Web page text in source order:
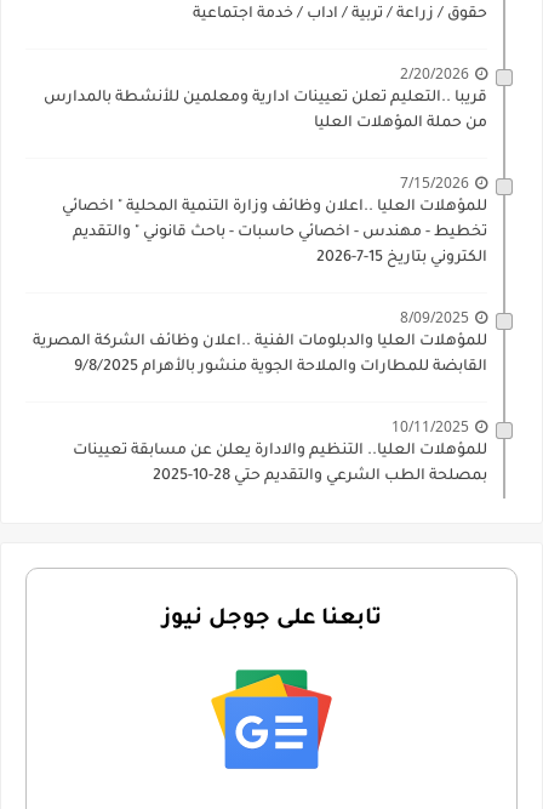
حقوق / زراعة / تربية / اداب / خدمة اجتماعية
2/20/2026
قريبا ..التعليم تعلن تعيينات ادارية ومعلمين للأنشطة بالمدارس
من حملة المؤهلات العليا
7/15/2026
للمؤهلات العليا ..اعلان وظائف وزارة التنمية المحلية " اخصائي
تخطيط - مهندس - اخصائي حاسبات - باحث قانوني " والتقديم
الكتروني بتاريخ 15-7-2026
8/09/2025
للمؤهلات العليا والدبلومات الفنية ..اعلان وظائف الشركة المصرية
القابضة للمطارات والملاحة الجوية منشور بالأهرام 9/8/2025
10/11/2025
للمؤهلات العليا.. التنظيم والادارة يعلن عن مسابقة تعيينات
بمصلحة الطب الشرعي والتقديم حتي 28-10-2025
تابعنا على جوجل نيوز